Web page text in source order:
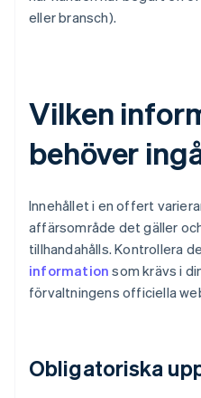
eller bransch).
Vilken
behöver
Innehållet i en offert
affärsområde det gäller
tillhandahålls. Kontrollera
information som krävs i
förvaltningens officiella
Obligatoriska